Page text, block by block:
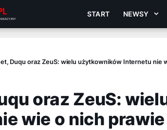
START NEWSY
Duqu oraz ZeuS: wielu użytkowników Internetu nie
oraz ZeuS:
wie o nich